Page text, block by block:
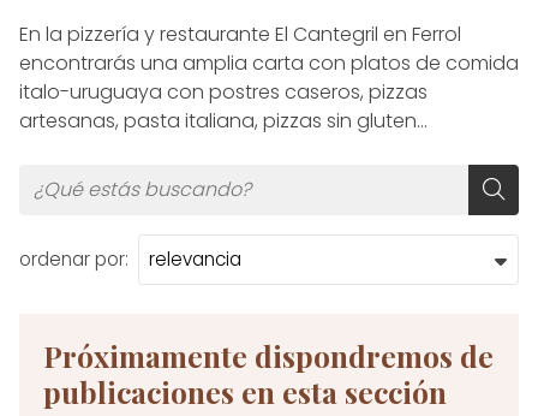
En la pizzería y restaurante El Cantegril en Ferrol
encontrarás una amplia carta con platos de comida
italo-uruguaya con postres caseros, pizzas
artesanas, pasta italiana, pizzas sin gluten...
ordenar por:
Próximamente dispondremos de
publicaciones en esta sección